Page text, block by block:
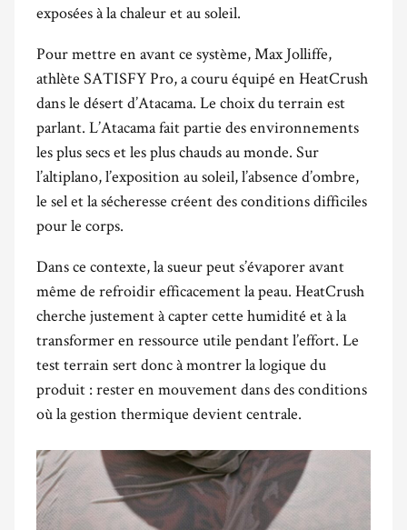
exposées à la chaleur et au soleil.
Pour mettre en avant ce système, Max Jolliffe,
athlète SATISFY Pro, a couru équipé en HeatCrush
dans le désert d’Atacama. Le choix du terrain est
parlant. L’Atacama fait partie des environnements
les plus secs et les plus chauds au monde. Sur
l’altiplano, l’exposition au soleil, l’absence d’ombre,
le sel et la sécheresse créent des conditions difficiles
pour le corps.
Dans ce contexte, la sueur peut s’évaporer avant
même de refroidir efficacement la peau. HeatCrush
cherche justement à capter cette humidité et à la
transformer en ressource utile pendant l’effort. Le
test terrain sert donc à montrer la logique du
produit : rester en mouvement dans des conditions
où la gestion thermique devient centrale.